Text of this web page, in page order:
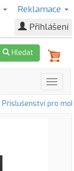
Reklamace
Přihlášení
Hledat
Příslušenství pro